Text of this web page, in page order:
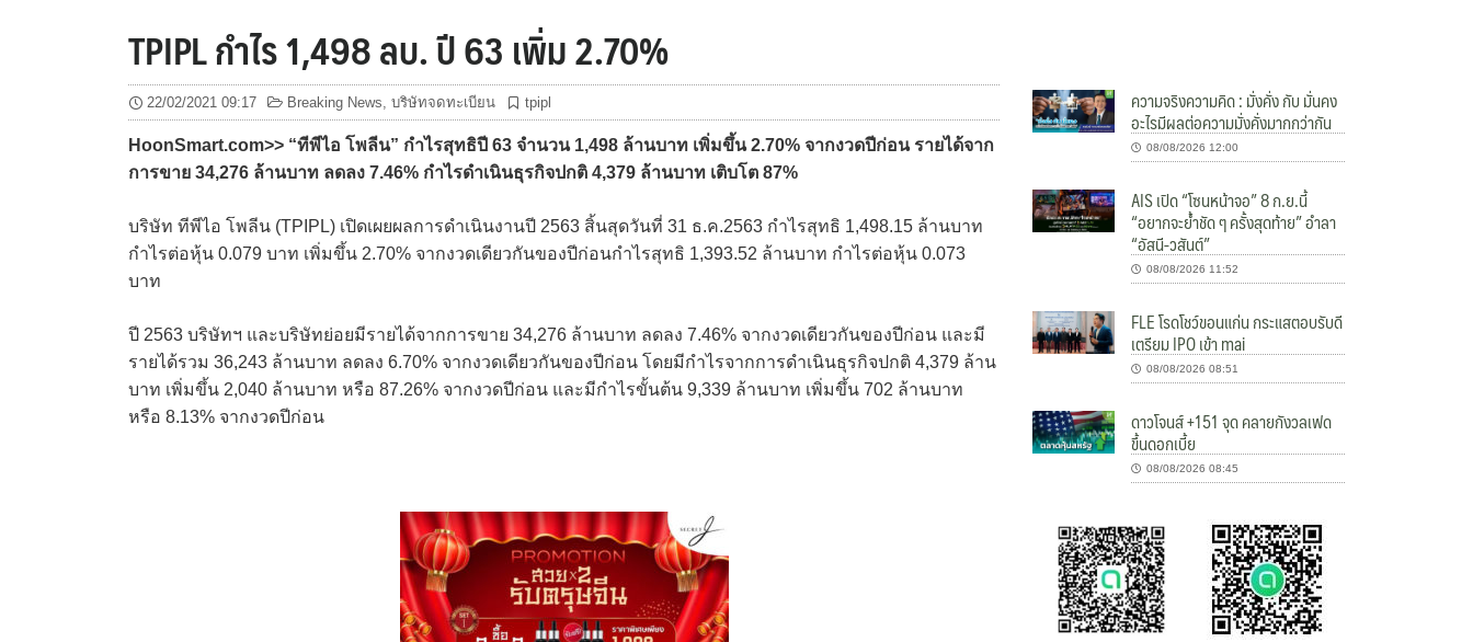
TPIPL กำไร 1,498 ลบ. ปี 63 เพิ่ม 2.70%
22/02/2021 09:17 Breaking News, บริษัทจดทะเบียน tpipl
HoonSmart.com>> “ทีพีไอ โพลีน” กำไรสุทธิปี 63 จำนวน 1,498 ล้านบาท เพิ่มขึ้น 2.70% จากงวดปีก่อน รายได้จาก
การขาย 34,276 ล้านบาท ลดลง 7.46% กำไรดำเนินธุรกิจปกติ 4,379 ล้านบาท เติบโต 87%
บริษัท ทีพีไอ โพลีน (TPIPL) เปิดเผยผลการดำเนินงานปี 2563 สิ้นสุดวันที่ 31 ธ.ค.2563 กำไรสุทธิ 1,498.15 ล้านบาท
กำไรต่อหุ้น 0.079 บาท เพิ่มขึ้น 2.70% จากงวดเดียวกันของปีก่อนกำไรสุทธิ 1,393.52 ล้านบาท กำไรต่อหุ้น 0.073
บาท
ปี 2563 บริษัทฯ และบริษัทย่อยมีรายได้จากการขาย 34,276 ล้านบาท ลดลง 7.46% จากงวดเดียวกันของปีก่อน และมี
รายได้รวม 36,243 ล้านบาท ลดลง 6.70% จากงวดเดียวกันของปีก่อน โดยมีกำไรจากการดำเนินธุรกิจปกติ 4,379 ล้าน
บาท เพิ่มขึ้น 2,040 ล้านบาท หรือ 87.26% จากงวดปีก่อน และมีกำไรขั้นต้น 9,339 ล้านบาท เพิ่มขึ้น 702 ล้านบาท
หรือ 8.13% จากงวดปีก่อน
ความจริงความคิด : มั่งคั่ง กับ มั่นคง
อะไรมีผลต่อความมั่งคั่งมากกว่ากัน
08/08/2026 12:00
AIS เปิด “โซนหน้าจอ” 8 ก.ย.นี้
“อยากจะย้ำชัด ๆ ครั้งสุดท้าย” อำลา
“อัสนี-วสันต์”
08/08/2026 11:52
FLE โรดโชว์ขอนแก่น กระแสตอบรับดี
เตรียม IPO เข้า mai
08/08/2026 08:51
ดาวโจนส์ +151 จุด คลายกังวลเฟด
ขึ้นดอกเบี้ย
08/08/2026 08:45